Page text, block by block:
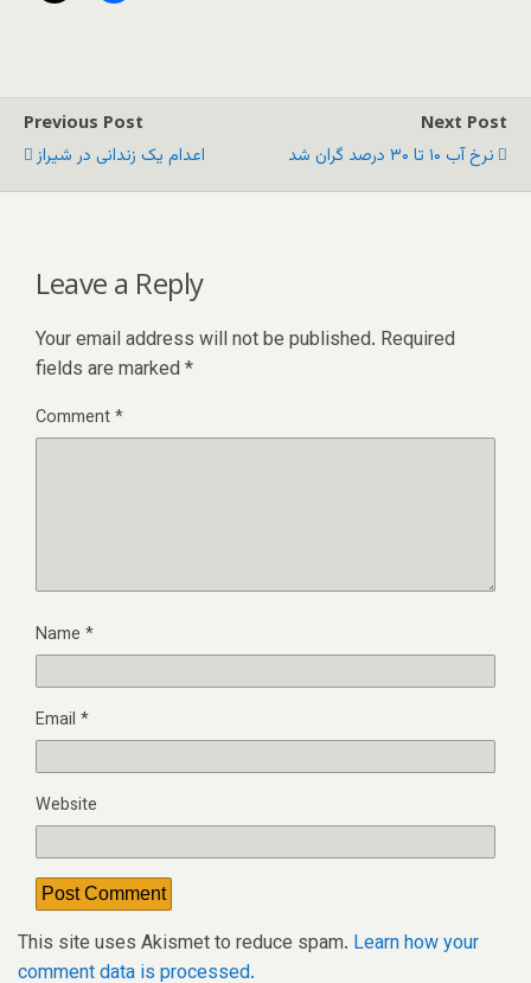
Previous Post
اعدام یک زندانی در شیراز
Next Post
نرخ آب ۱۰ تا ۳۰ درصد گران شد
Leave a Reply
Your email address will not be published. Required
fields are marked *
Comment*
Name *
Email *
Website
This site uses Akismet to reduce spam. Learn how your
comment data is processed.